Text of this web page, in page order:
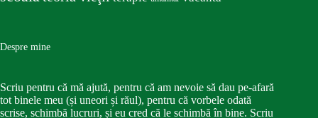
Despre mine
Scriu pentru că mă ajută, pentru că am nevoie să dau pe-afară
tot binele meu (și uneori și răul), pentru că vorbele odată
scrise, schimbă lucruri, și eu cred că le schimbă în bine. Scriu